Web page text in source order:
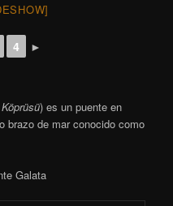
4 ►
) es un puente en
brazo de mar conocido como
Galata